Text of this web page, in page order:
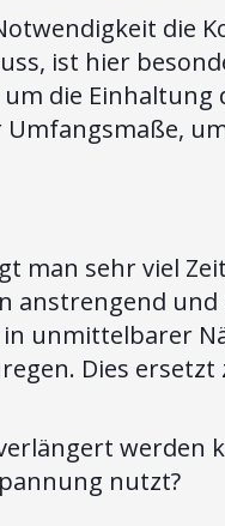
die
ist hier
die Einhaltung
man sehr viel
anstrengend
unmittelbarer
Dies ersetzt
werden
nutzt?